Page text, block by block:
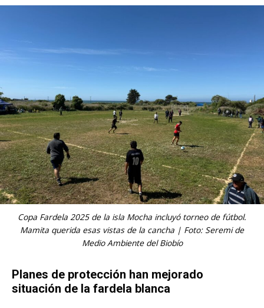
Copa Fardela 2025 de la isla Mocha incluyó torneo de fútbol.
Mamita querida esas vistas de la cancha | Foto: Seremi de
Medio Ambiente del Biobío
Planes de protección han mejorado
situación de la fardela blanca